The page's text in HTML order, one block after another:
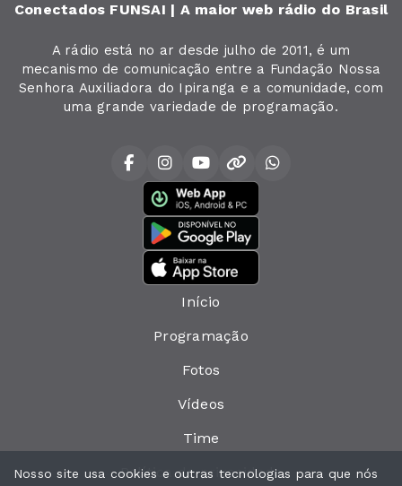
Conectados FUNSAI | A maior web rádio do Brasil
A rádio está no ar desde julho de 2011, é um
mecanismo de comunicação entre a Fundação Nossa
Senhora Auxiliadora do Ipiranga e a comunidade, com
uma grande variedade de programação.
Início
Programação
Fotos
Vídeos
Time
Política de privacidade
Nosso site usa cookies e outras tecnologias para que nós